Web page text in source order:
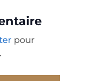
pour